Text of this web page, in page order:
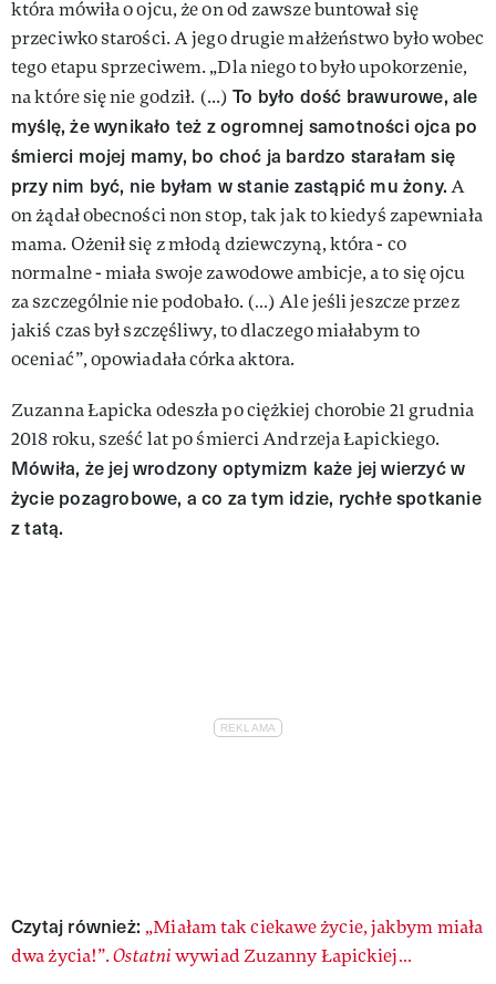
która mówiła o ojcu, że on od zawsze buntował się
przeciwko starości. A jego drugie małżeństwo było wobec
tego etapu sprzeciwem. „Dla niego to było upokorzenie,
na które się nie godził. (...) To było dość brawurowe, ale
myślę, że wynikało też z ogromnej samotności ojca po
śmierci mojej mamy, bo choć ja bardzo starałam się
przy nim być, nie byłam w stanie zastąpić mu żony.A
on żądał obecności non stop, tak jak to kiedyś zapewniała
mama. Ożenił się z młodą dziewczyną, która - co
normalne - miała swoje zawodowe ambicje, a to się ojcu
za szczególnie nie podobało. (…) Ale jeśli jeszcze przez
jakiś czas był szczęśliwy, to dlaczego miałabym to
oceniać”, opowiadała córka aktora.
Zuzanna Łapicka odeszła po ciężkiej chorobie 21 grudnia
2018 roku, sześć lat po śmierci Andrzeja Łapickiego.
Mówiła, że jej wrodzony optymizm każe jej wierzyć w
życie pozagrobowe, a co za tym idzie, rychłe spotkanie
z tatą.
Czytaj również: „Miałam tak ciekawe życie, jakbym miała
dwa życia!”.Ostatniwywiad Zuzanny Łapickiej…